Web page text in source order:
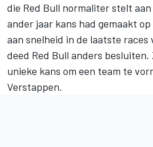
die Red Bull normaliter stelt
ander jaar kans had gemaakt
aan snelheid in de laatste races
deed Red Bull anders besluiten.
unieke kans om een team te
Verstappen.